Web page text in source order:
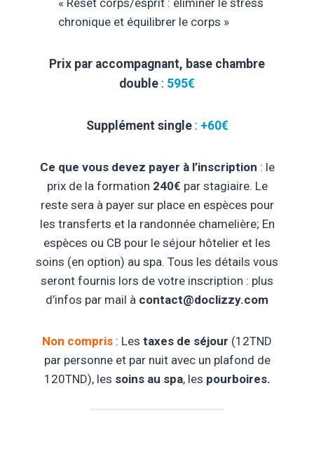
« Reset corps/esprit : éliminer le stress
chronique et équilibrer le corps »
Prix par accompagnant, base chambre
double : 595€
Supplément single : +60€
Ce que vous devez payer à l’inscription : le
prix de la formation 240€ par stagiaire. Le
reste sera à payer sur place en espèces pour
les transferts et la randonnée chamelière; En
espèces ou CB pour le séjour hôtelier et les
soins (en option) au spa. Tous les détails vous
seront fournis lors de votre inscription : plus
d’infos par mail à contact@doclizzy.com
Non compris : Les taxes de séjour (12TND
par personne et par nuit avec un plafond de
120TND), les soins au spa, les pourboires.